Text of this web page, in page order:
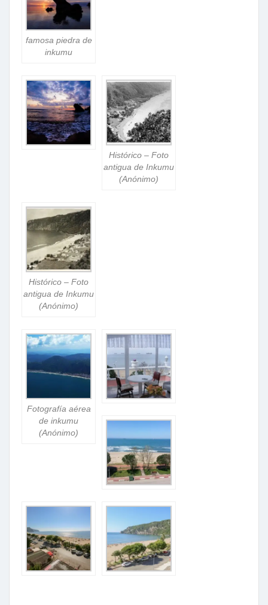
famosa piedra de
inkumu
Histórico – Foto
antigua de Inkumu
(Anónimo)
Histórico – Foto
antigua de Inkumu
(Anónimo)
Fotografía aérea
de inkumu
(Anónimo)